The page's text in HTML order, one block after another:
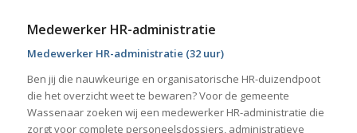
Medewerker HR-administratie
Medewerker HR-administratie (32 uur)
Ben jij die nauwkeurige en organisatorische HR-duizendpoot
die het overzicht weet te bewaren? Voor de gemeente
Wassenaar zoeken wij een medewerker HR-administratie die
zorgt voor complete personeelsdossiers, administratieve